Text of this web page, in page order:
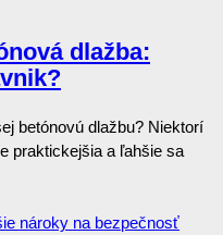
dlažba:
betónovú dlažbu? Niektorí
praktickejšia a ľahšie sa